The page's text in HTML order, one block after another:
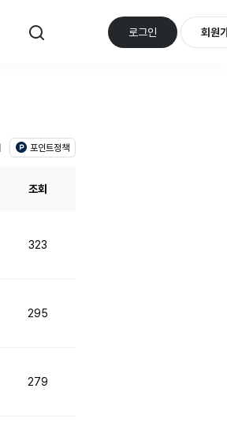
로그인 회원
포인트정책
조회
323
295
279